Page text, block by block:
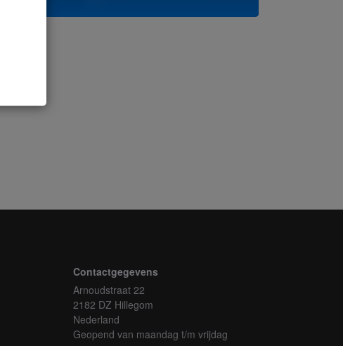
Contactgegevens
Arnoudstraat 22
2182 DZ Hillegom
Nederland
Geopend van maandag t/m vrijdag